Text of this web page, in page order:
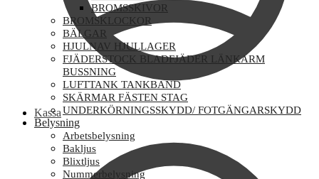
Kassa
BROMSSKIVOR
BROMSKLOCKOR
BÄLGAR
HJULNAV HJULLAGER
FJÄDERSTOCK BLADFJÄDER LÄNKARM
BUSSNING
LUFTTANK TANKBAND
SKÄRMAR FÄSTEN STAG
UNDERKÖRNINGSSKYDD/ FOTGÄNGARSKYDD
Belysning
Arbetsbelysning
Bakljus
Blixtljus
Nummerbelysning